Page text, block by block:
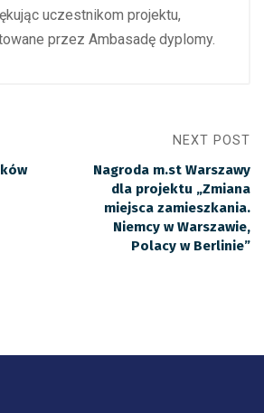
uczestnikom projektu,
przez Ambasadę dyplomy.
NEXT POST
Nagroda m.st Warszawy
dla projektu „Zmiana
miejsca zamieszkania.
Niemcy w Warszawie,
Polacy w Berlinie”